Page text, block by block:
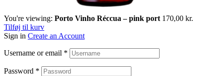
You're viewing: Porto Vinho Réccua – pink port 170,00 kr.
Tilføj til kurv
Sign in Create an Account
Username or email *
Password *